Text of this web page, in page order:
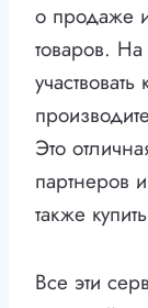
о продаже
товаров. На
Это
партнеров
также
Все эти